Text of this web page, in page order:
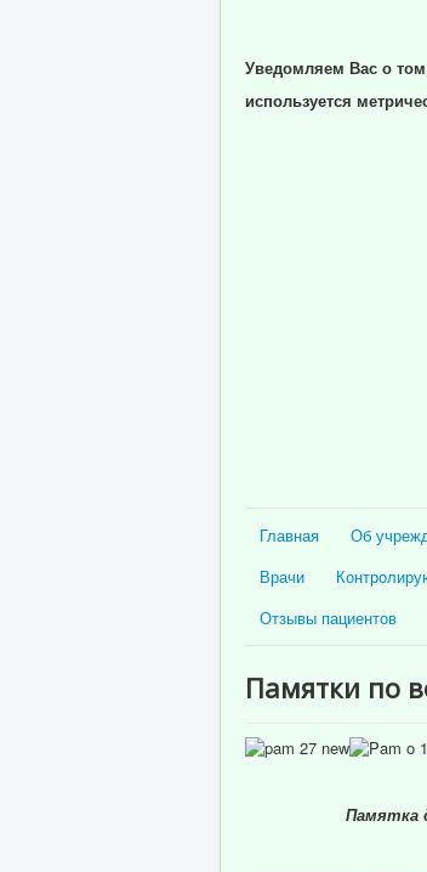
Уведомляем Вас о
используется
Главная Об
Врачи
Отзывы пациентов
Памятки по
Памятка